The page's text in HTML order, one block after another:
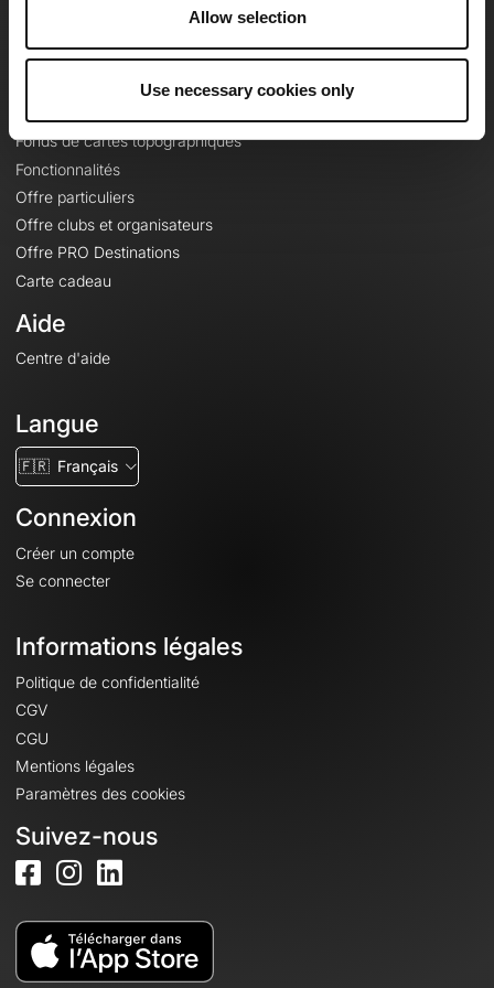
Allow selection
Use necessary cookies only
Le Mag'
Fonds de cartes topographiques
Fonctionnalités
Offre particuliers
Offre clubs et organisateurs
Offre PRO Destinations
Carte cadeau
Aide
Centre d'aide
Langue
🇫🇷 Français
Connexion
Créer un compte
Se connecter
Informations légales
Politique de confidentialité
CGV
CGU
Mentions légales
Paramètres des cookies
Suivez-nous